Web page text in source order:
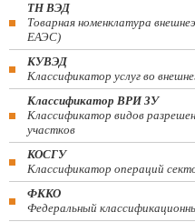
ТН ВЭД
Товарная номенклатура
ЕАЭС)
КУВЭД
Классификатор услуг во
Классификатор ВРИ ЗУ
Классификатор видов
участков
КОСГУ
Классификатор операций
ФККО
Федеральный